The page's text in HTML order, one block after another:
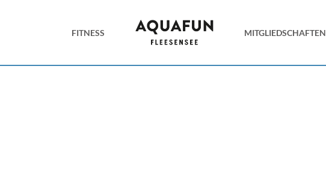
FITNESS MITGLIEDSCHAFTEN